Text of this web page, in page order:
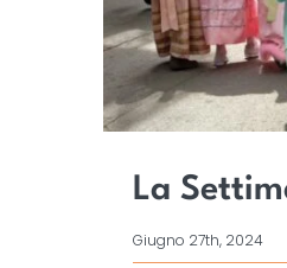
La
Giugno 27th, 2024